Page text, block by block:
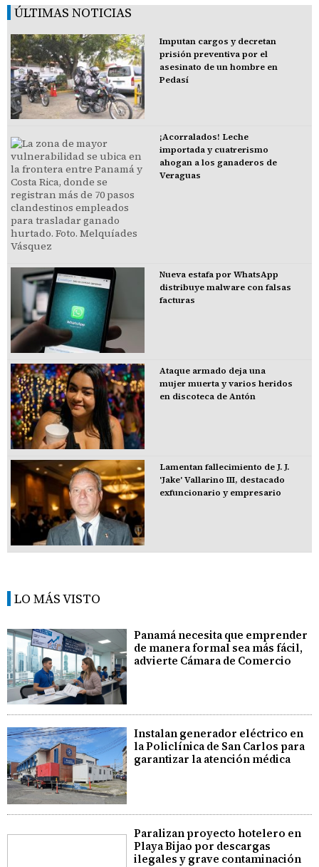
ÚLTIMAS NOTICIAS
Imputan cargos y decretan
prisión preventiva por el
asesinato de un hombre en
Pedasí
¡Acorralados! Leche
importada y cuatrerismo
ahogan a los ganaderos de
Veraguas
Nueva estafa por WhatsApp
distribuye malware con falsas
facturas
Ataque armado deja una
mujer muerta y varios heridos
en discoteca de Antón
Lamentan fallecimiento de J. J.
'Jake' Vallarino III, destacado
exfuncionario y empresario
LO MÁS VISTO
Panamá necesita que emprender
de manera formal sea más fácil,
advierte Cámara de Comercio
Instalan generador eléctrico en
la Policlínica de San Carlos para
garantizar la atención médica
Paralizan proyecto hotelero en
Playa Bijao por descargas
ilegales y grave contaminación